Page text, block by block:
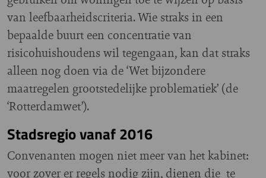
van leefbaarheidscriteria. Wie straks in een
bepaalde buurt een concentratie van
risicohuishoudens wil tegengaan, kan dat straks
alleen nog doen via de ‘Wet bijzondere
maatregelen grootstedelijke problematiek’ (de
‘Rotterdamwet’).
Stadsregio vanaf 2016
Convenanten mogen niet meer van het kabinet:
voor zover er regels nodig zijn, dienen die te